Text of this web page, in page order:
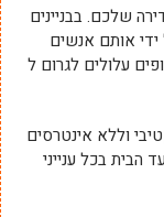
שלכם. בבניינים
ידי אותם אנשים
עלולים לגרום ל
וללא אינטרסים
הבית בכל ענייני